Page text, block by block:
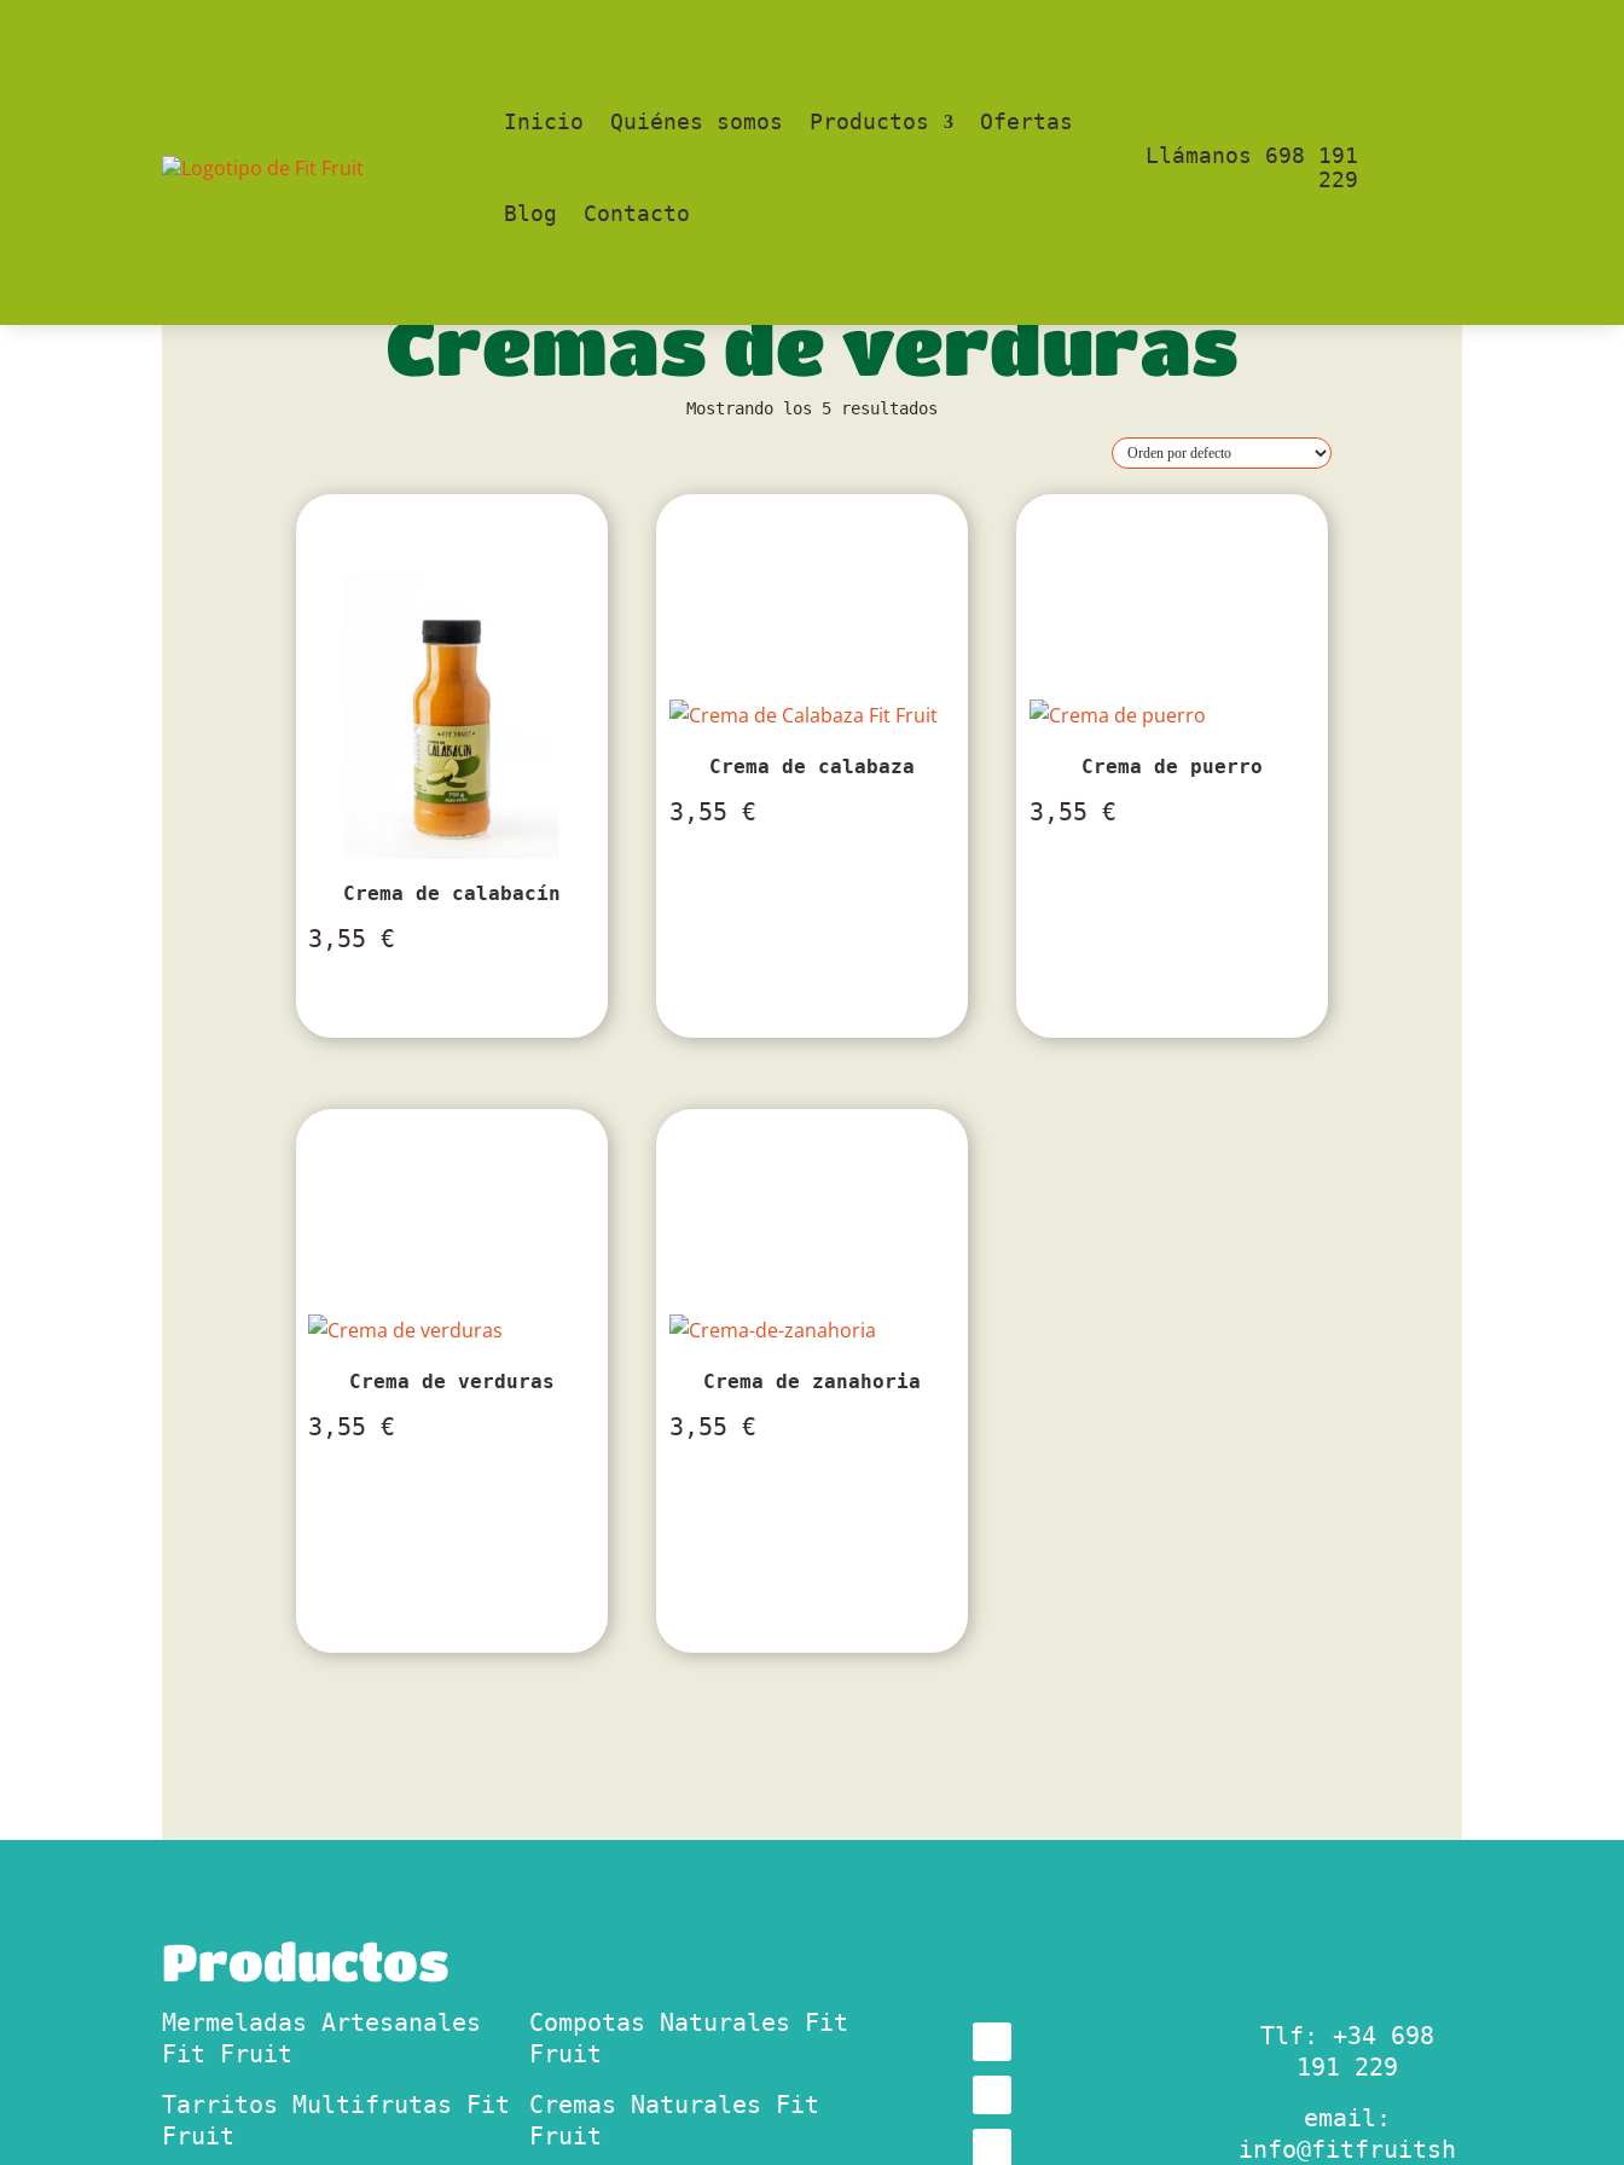
Inicio Quiénes somos Productos Ofertas
Blog Contacto
Llámanos 698 191
229
Cremas de verduras
Mostrando los 5 resultados
Crema de calabacín
3,55€
Crema de calabaza
3,55 €
Crema de puerro
3,55€
Crema de verduras
3,55€
Crema de zanahoria
3,55 €
Productos
Mermeladas Artesanales
Fit Fruit
Compotas Naturales Fit
Fruit
Tarritos Multifrutas Fit
Fruit
Cremas Naturales Fit
Fruit
Tlf: +34 698
191 229
email:
info@fitfruitsh